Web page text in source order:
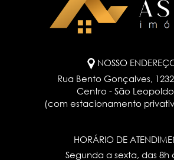
NOSSO
Rua Bento Gonçalves,
Centro - São
(com estacionamento
HORÁRIO DE
Segunda a sexta, das 8h